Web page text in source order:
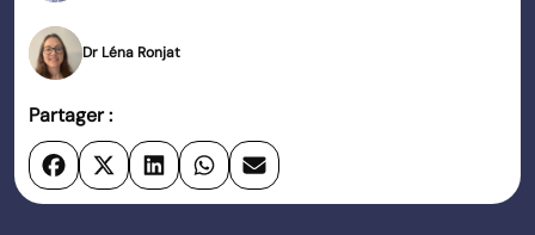
Dr Léna Ronjat
Partager :